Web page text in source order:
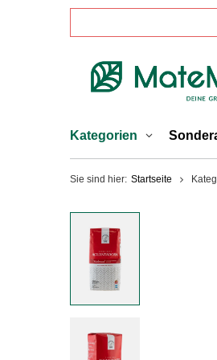
Kategorien
Sie sind hier: Startseite